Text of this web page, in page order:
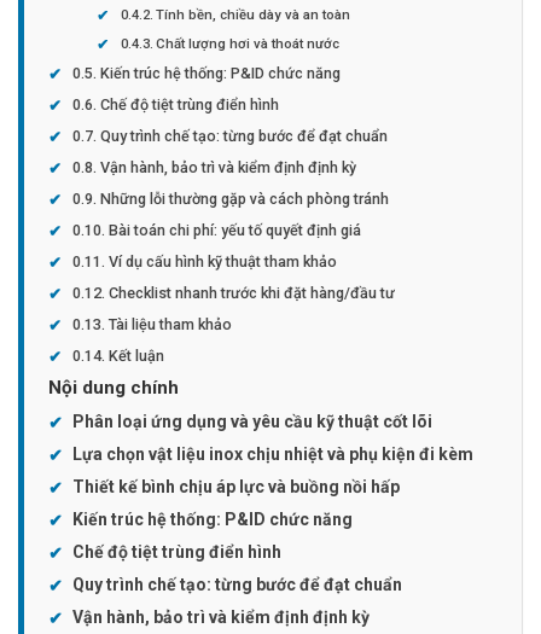
Tính bền, chiều dày và an toàn
Chất lượng hơi và thoát nước
Kiến trúc hệ thống: P&ID chức năng
Chế độ tiệt trùng điển hình
Quy trình chế tạo: từng bước để đạt chuẩn
Vận hành, bảo trì và kiểm định định kỳ
Những lỗi thường gặp và cách phòng tránh
Bài toán chi phí: yếu tố quyết định giá
Ví dụ cấu hình kỹ thuật tham khảo
Checklist nhanh trước khi đặt hàng/đầu tư
Tài liệu tham khảo
Kết luận
Nội dung chính
Phân loại ứng dụng và yêu cầu kỹ thuật cốt lõi
Lựa chọn vật liệu inox chịu nhiệt và phụ kiện đi kèm
Thiết kế bình chịu áp lực và buồng nồi hấp
Kiến trúc hệ thống: P&ID chức năng
Chế độ tiệt trùng điển hình
Quy trình chế tạo: từng bước để đạt chuẩn
Vận hành, bảo trì và kiểm định định kỳ